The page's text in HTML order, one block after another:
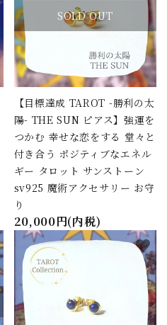
SOLD OUT
【目標達成 TAROT -勝利の太
陽- THE SUN ピアス】強運を
つかむ 幸せな恋をする 堂々と
付き合う ポジティブなエネル
ギー タロット サンストーン
sv925 魔術アクセサリー お守
り
20,000円(内税)
favorite
close